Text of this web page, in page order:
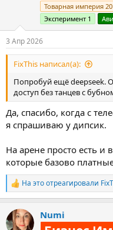
Товарная империя
Эксперимент 1
3 Апр 2026
FixThis написал(а):
Попробуй ещё deepseek.
доступ без танцев с
Да, спасибо, когда с
я спрашиваю у дипсик.
На арене просто есть
которые базово
Р
е
к
ц
На это отреагировали
Numi